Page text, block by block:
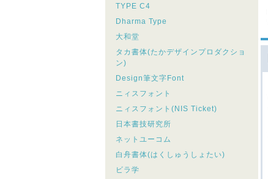
TYPE C4
Dharma Type
大和堂
タカ書体(たかデザインプロダクショ
ン)
Design筆文字Font
ニィスフォント
ニィスフォント(NIS Ticket)
日本書技研究所
ネットユーコム
白舟書体(はくしゅうしょたい)
ビラ学